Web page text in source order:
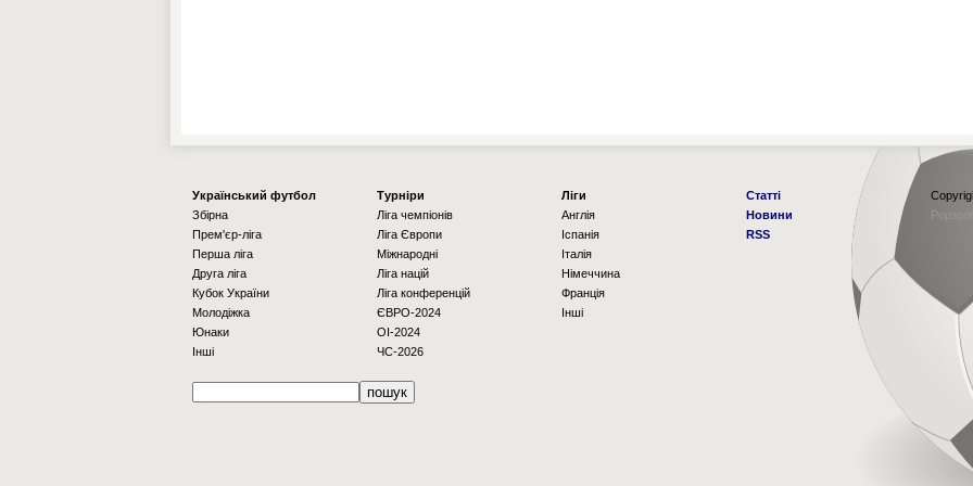
Українcький футбол
Збірна
Прем'єр-ліга
Перша ліга
Друга ліга
Кубок України
Молодіжка
Юнаки
Інші
Турніри
Ліга чемпіонів
Ліга Європи
Міжнародні
Ліга націй
Ліга конференцій
ЄВРО-2024
OI-2024
ЧС-2026
Ліги
Англія
Іспанія
Італія
Німеччина
Франція
Інші
Статті
Новини
RSS